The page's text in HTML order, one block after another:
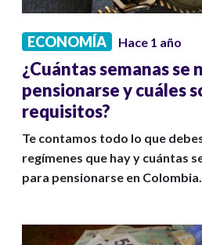
ECONOMÍA Hace 1 año
¿Cuántas semanas se
pensionarse y cuáles
requisitos?
Te contamos todo lo que
regímenes que hay y cuántas
para pensionarse en Colombia.